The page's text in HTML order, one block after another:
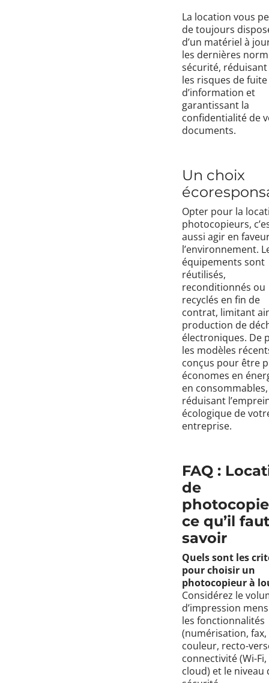
La location vous
de toujours
d’un matériel à
les dernières
sécurité,
les risques de fuite
d’information et
garantissant la
confidentialité de
documents.
Un choix
Opter pour la
photocopieurs,
aussi agir en
l’environnement.
équipements sont
réutilisés,
reconditionnés ou
recyclés en fin de
contrat, limitant
production de
électroniques. De
les modèles
conçus pour être
économes en
en consommables,
réduisant
écologique de
entreprise.
FAQ :
de
ce qu’il faut
savoir
Quels sont les
pour choisir un
photocopieur à
Considérez le
d’impression
les fonctionnalités
(numérisation, fax,
couleur, recto-
connectivité (Wi-Fi,
cloud) et le niveau